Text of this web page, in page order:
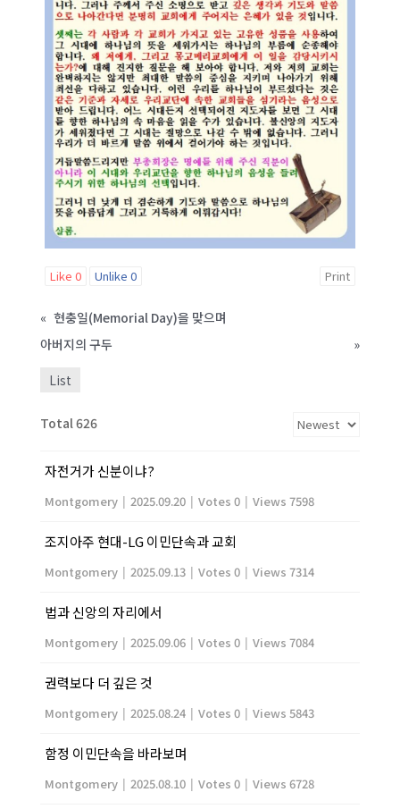
Like 0 Unlike 0 Print
« 현충일(Memorial Day)을 맞으며
아버지의 구두
»
List
Total 626
자전거가 신분이냐?
Montgomery | 2025.09.20 | Votes 0 | Views 7598
조지아주 현대-LG 이민단속과 교회
Montgomery | 2025.09.13 | Votes 0 | Views 7314
법과 신앙의 자리에서
Montgomery | 2025.09.06 | Votes 0 | Views 7084
권력보다 더 깊은 것
Montgomery | 2025.08.24 | Votes 0 | Views 5843
함정 이민단속을 바라보며
Montgomery | 2025.08.10 | Votes 0 | Views 6728